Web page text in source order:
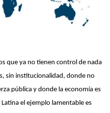
que ya no tienen control de nada
sin institucionalidad, donde no
pública y donde la economía es
el ejemplo lamentable es